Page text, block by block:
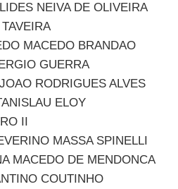
NEIVA DE OLIVEIRA
MACEDO BRANDAO
GUERRA
RODRIGUES ALVES
ELOY
II
MASSA SPINELLI
MACEDO DE MENDONCA
COUTINHO